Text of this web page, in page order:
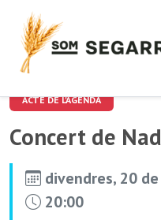
ACTE DE L'AGENDA
Concert de
divendres, 20
20:00